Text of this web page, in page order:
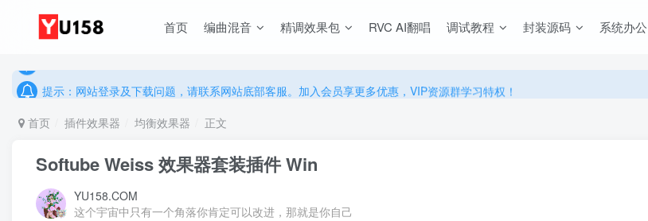
首页 编曲混音 精调效果包 RVC AI翻唱 调试教程 封装源码 系统办公
提示：网站登录及下载问题，请联系网站底部客服。加入会员享更多优惠，VIP资源群学习特权！
提示：网站登录及下载问题，请联系网站底部客服。加入会员享更多优惠，VIP资源群学习特权！
首页 插件效果器 均衡效果器 正文
Softube Weiss 效果器套装插件 Win
YU158.COM
这个宇宙中只有一个角落你肯定可以改进，那就是你自己